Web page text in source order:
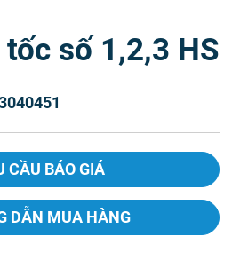
số 1,2,3 HS
CẦU BÁO GIÁ
DẪN MUA HÀNG